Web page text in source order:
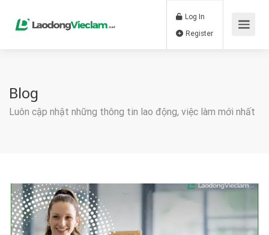
Log In
Blog
Luôn cập nhật những thông tin lao động, việc làm mới nhất